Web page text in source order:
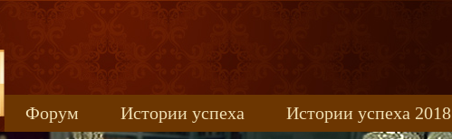
Форум Истории успеха
Истории успеха 2018